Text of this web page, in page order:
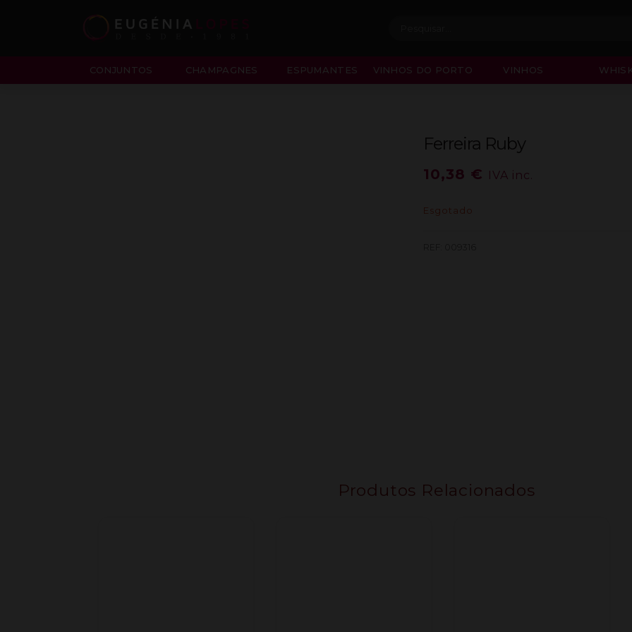
CONJUNTOS CHAMPAGNES ESPUMANTES VINHOS DO PORTO VINHOS
Ferreira Ruby
10,38 € IVA inc.
Esgotado
Produtos Relacionados